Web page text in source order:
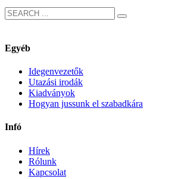
Egyéb
Idegenvezetők
Utazási irodák
Kiadványok
Hogyan jussunk el szabadkára
Infó
Hírek
Rólunk
Kapcsolat